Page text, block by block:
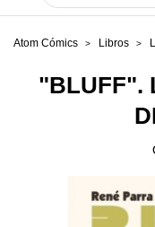
Atom Cómics Libros
"BLUFF".